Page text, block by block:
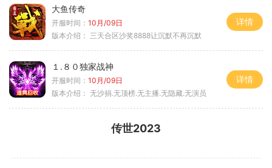
大鱼传奇
开服时间： 10月/09日
版本介绍： 三天合区沙奖8888让沉默不再沉默
详情
１.８０独家战神
开服时间： 10月/09日
版本介绍： 无沙捐.无顶榜.无主播.无隐藏.无演员
详情
传世2023